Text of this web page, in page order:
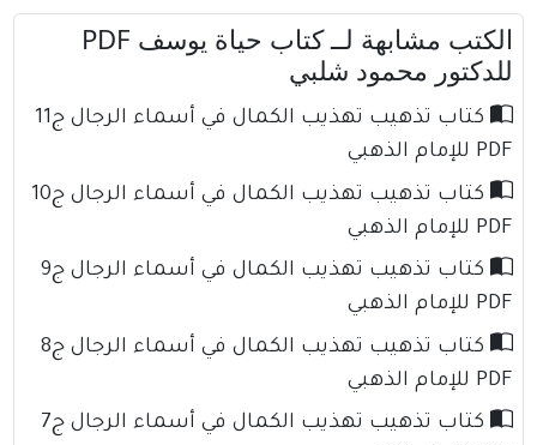
الكتب مشابهة لــ كتاب حياة يوسف PDF
للدكتور محمود شلبي
كتاب تذهيب تهذيب الكمال في أسماء الرجال ج11
PDF للإمام الذهبي
كتاب تذهيب تهذيب الكمال في أسماء الرجال ج10
PDF للإمام الذهبي
كتاب تذهيب تهذيب الكمال في أسماء الرجال ج9
PDF للإمام الذهبي
كتاب تذهيب تهذيب الكمال في أسماء الرجال ج8
PDF للإمام الذهبي
كتاب تذهيب تهذيب الكمال في أسماء الرجال ج7